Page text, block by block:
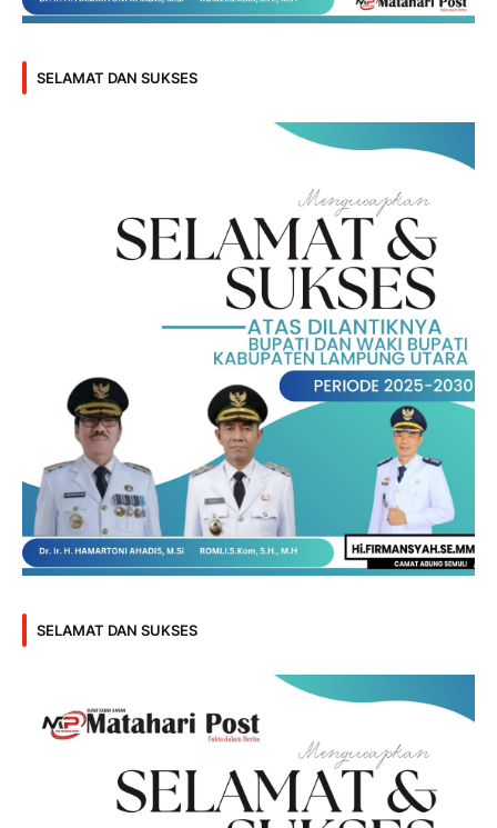
SELAMAT DAN SUKSES
SELAMAT DAN SUKSES